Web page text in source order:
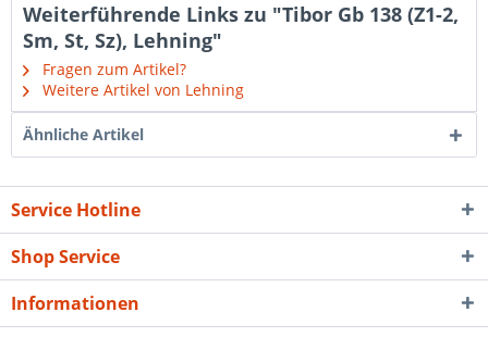
Weiterführende Links zu "Tibor Gb 138 (Z1-2,
Sm, St, Sz), Lehning"
Fragen zum Artikel?
Weitere Artikel von Lehning
Ähnliche Artikel
Service Hotline
Shop Service
Informationen